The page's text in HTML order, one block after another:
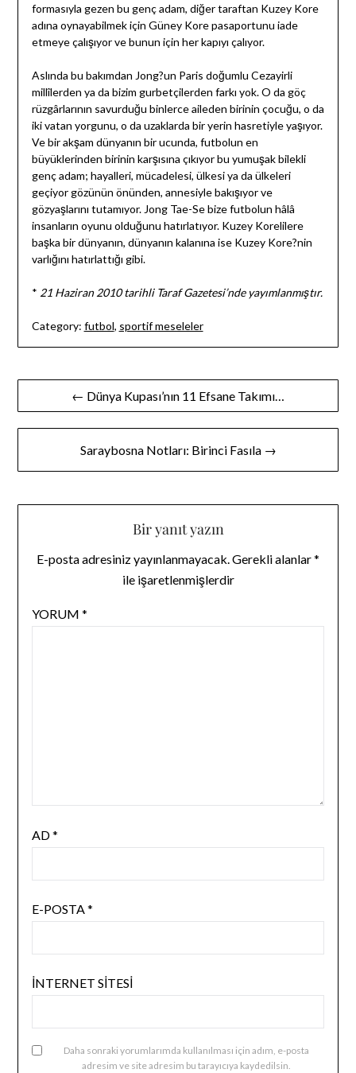
formasıyla gezen bu genç adam, diğer taraftan Kuzey Kore
adına oynayabilmek için Güney Kore pasaportunu iade
etmeye çalışıyor ve bunun için her kapıyı çalıyor.
Aslında bu bakımdan Jong?un Paris doğumlu Cezayirli
millîlerden ya da bizim gurbetçilerden farkı yok. O da göç
rüzgârlarının savurduğu binlerce aileden birinin çocuğu, o da
iki vatan yorgunu, o da uzaklarda bir yerin hasretiyle yaşıyor.
Ve bir akşam dünyanın bir ucunda, futbolun en
büyüklerinden birinin karşısına çıkıyor bu yumuşak bilekli
genç adam; hayalleri, mücadelesi, ülkesi ya da ülkeleri
geçiyor gözünün önünden, annesiyle bakışıyor ve
gözyaşlarını tutamıyor. Jong Tae-Se bize futbolun hâlâ
insanların oyunu olduğunu hatırlatıyor. Kuzey Korelilere
başka bir dünyanın, dünyanın kalanına ise Kuzey Kore?nin
varlığını hatırlattığı gibi.
* 21 Haziran 2010 tarihli Taraf Gazetesi’nde yayımlanmıştır.
Category: futbol, sportif meseleler
Yazı
gezinmesi
← Dünya Kupası’nın 11 Efsane Takımı…
Saraybosna Notları: Birinci Fasıla →
Bir yanıt yazın
E-posta adresiniz yayınlanmayacak.Gerekli alanlar*
ile işaretlenmişlerdir
YORUM *
AD*
E-POSTA*
İNTERNET SITESI
Daha sonraki yorumlarımda kullanılması için adım, e-posta
adresim ve site adresim bu tarayıcıya kaydedilsin.